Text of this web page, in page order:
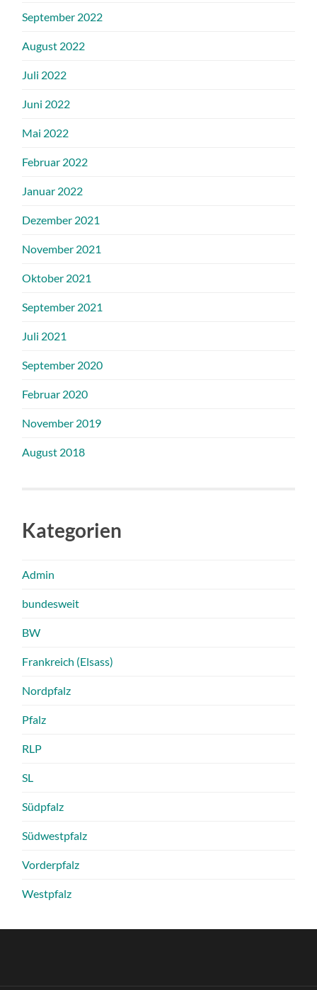
September 2022
August 2022
Juli 2022
Juni 2022
Mai 2022
Februar 2022
Januar 2022
Dezember 2021
November 2021
Oktober 2021
September 2021
Juli 2021
September 2020
Februar 2020
November 2019
August 2018
Kategorien
Admin
bundesweit
BW
Frankreich (Elsass)
Nordpfalz
Pfalz
RLP
SL
Südpfalz
Südwestpfalz
Vorderpfalz
Westpfalz